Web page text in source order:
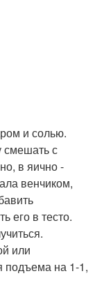
и солью.
смешать с
в яично -
венчиком,
его в тесто.
или
подъема на 1-1,